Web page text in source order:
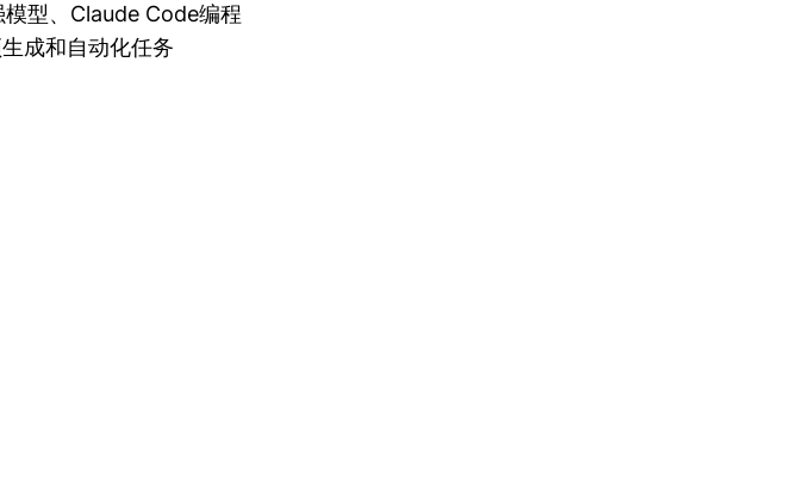
型、Claude Code编程
成和自动化任务